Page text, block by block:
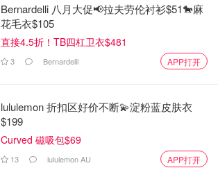
Bernardelli 八月大促📢拉夫劳伦衬衫$51🐎麻
花毛衣$105
直接4.5折！TB四杠卫衣$481
3 Bernardelli APP打开
lululemon 折扣区好价不断💫淀粉蓝皮肤衣
$199
Curved 磁吸包$69
13 lululemon AU APP打开